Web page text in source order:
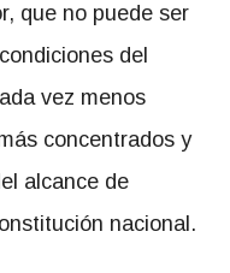
que no puede ser
del
vez menos
concentrados y
alcance de
nacional.